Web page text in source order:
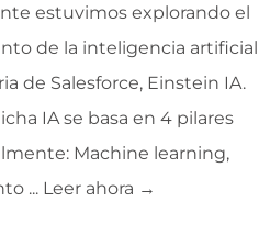
estuvimos explorando el
de la inteligencia artificial
de Salesforce, Einstein IA.
IA se basa en 4 pilares
Machine learning,
... Leer ahora →